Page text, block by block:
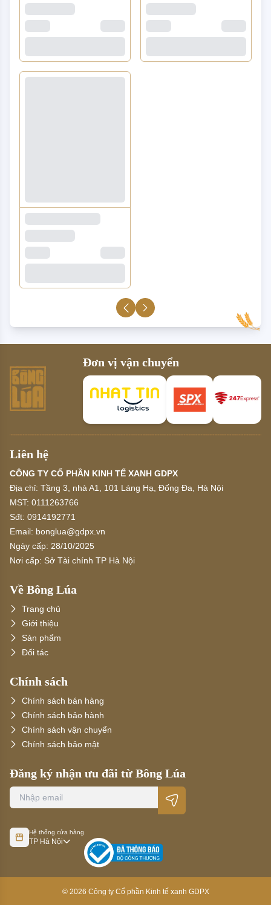
Đơn vị vận chuyển
Liên hệ
CÔNG TY CỔ PHẦN KINH TẾ XANH GDPX
Địa chỉ: Tầng 3, nhà A1, 101 Láng Hạ, Đống Đa, Hà Nội
MST: 0111263766
Sđt: 0914192771
Email: bonglua@gdpx.vn
Ngày cấp: 28/10/2025
Nơi cấp: Sở Tài chính TP Hà Nội
Về Bông Lúa
Trang chủ
Giới thiệu
Sản phẩm
Đối tác
Chính sách
Chính sách bán hàng
Chính sách bảo hành
Chính sách vận chuyển
Chính sách bảo mật
Đăng ký nhận ưu đãi từ Bông Lúa
Hệ thống cửa hàng
TP Hà Nội
© 2026 Công ty Cổ phần Kinh tế xanh GDPX